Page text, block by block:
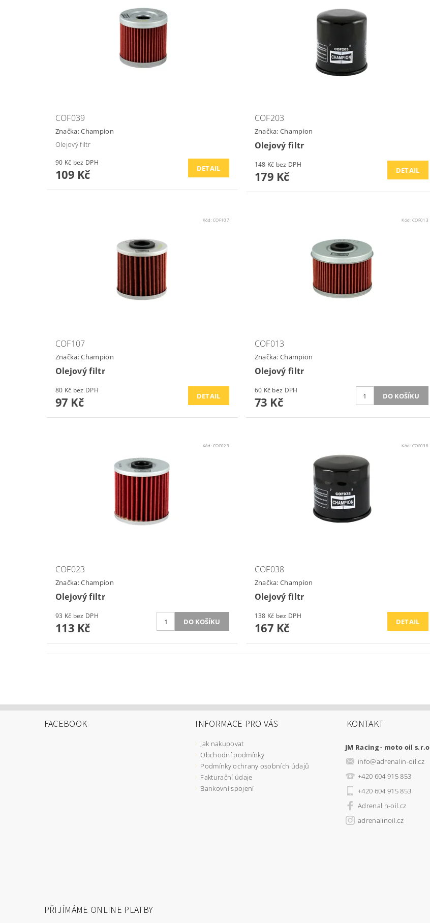
COF039
Značka:Champion
Olejový filtr
90 Kč bez DPH
109 Kč DETAIL
COF203
Značka:Champion
Olejový filtr
148 Kč bez DPH
179 Kč DETAIL
Kód:COF107
COF107
Značka:Champion
Olejový filtr
80 Kč bez DPH
97 Kč DETAIL
Kód: COF013
COF013
Značka:Champion
Olejový filtr
60 Kč bez DPH
73 Kč
Kód:COF023
COF023
Značka:Champion
Olejový filtr
93 Kč bez DPH
113 Kč
Kód: COF038
COF038
Značka:Champion
Olejový filtr
138 Kč bez DPH
167 Kč DETAIL
FACEBOOK INFORMACE PRO VÁS
Jak nakupovat
Obchodní podmínky
Podmínky ochrany osobních údajů
Fakturační údaje
Bankovní spojení
KONTAKT
JM Racing - moto oil s.r.o
info@adrenalin-oil.cz
+420 604 915 853
+420 604 915 853
Adrenalin-oil.cz
adrenalinoil.cz
PŘIJÍMÁME ONLINE PLATBY